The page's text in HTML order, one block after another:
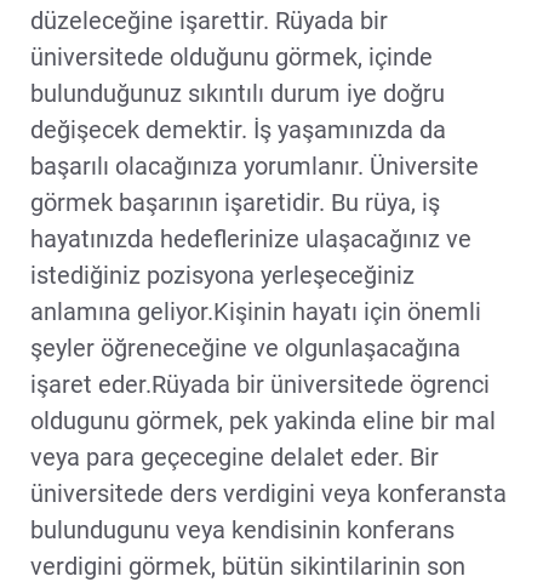
düzeleceğine işarettir. Rüyada bir
üniversitede olduğunu görmek, içinde
bulunduğunuz sıkıntılı durum iye doğru
değişecek demektir. İş yaşamınızda da
başarılı olacağınıza yorumlanır. Üniversite
görmek başarının işaretidir. Bu rüya, iş
hayatınızda hedeflerinize ulaşacağınız ve
istediğiniz pozisyona yerleşeceğiniz
anlamına geliyor.Kişinin hayatı için önemli
şeyler öğreneceğine ve olgunlaşacağına
işaret eder.Rüyada bir üniversitede ögrenci
oldugunu görmek, pek yakinda eline bir mal
veya para geçecegine delalet eder. Bir
üniversitede ders verdigini veya konferansta
bulundugunu veya kendisinin konferans
verdigini görmek, bütün sikintilarinin son